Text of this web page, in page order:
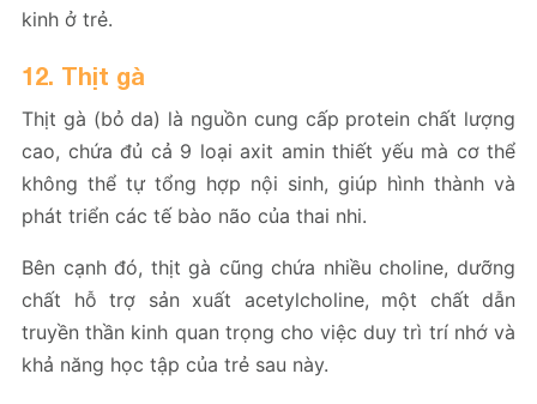
kinh ở trẻ.
12. Thịt gà
Thịt gà (bỏ da) là nguồn cung cấp protein chất lượng
cao, chứa đủ cả 9 loại axit amin thiết yếu mà cơ thể
không thể tự tổng hợp nội sinh, giúp hình thành và
phát triển các tế bào não của thai nhi.
Bên cạnh đó, thịt gà cũng chứa nhiều choline, dưỡng
chất hỗ trợ sản xuất acetylcholine, một chất dẫn
truyền thần kinh quan trọng cho việc duy trì trí nhớ và
khả năng học tập của trẻ sau này.